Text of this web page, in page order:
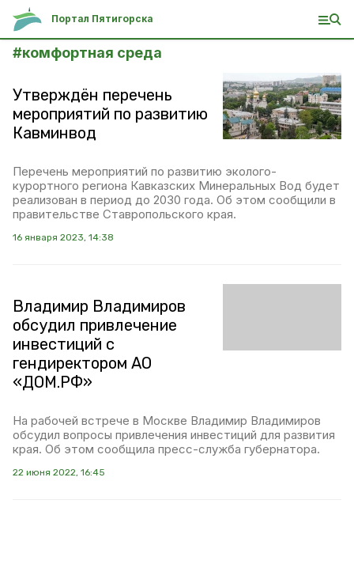
Портал Пятигорска
#комфортная среда
Утверждён перечень
мероприятий по развитию
Кавминвод
Перечень мероприятий по развитию эколого-
курортного региона Кавказских Минеральных Вод будет
реализован в период до 2030 года. Об этом сообщили в
правительстве Ставропольского края.
16 января 2023, 14:38
Владимир Владимиров
обсудил привлечение
инвестиций с
гендиректором АО
«ДОМ.РФ»
На рабочей встрече в Москве Владимир Владимиров
обсудил вопросы привлечения инвестиций для развития
края. Об этом сообщила пресс-служба губернатора.
22 июня 2022, 16:45